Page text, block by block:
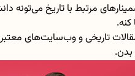
مرتبط با تاریخ می‌تونه
کنه.
مقالات تاریخی و وب‌سایت‌های
بدن.